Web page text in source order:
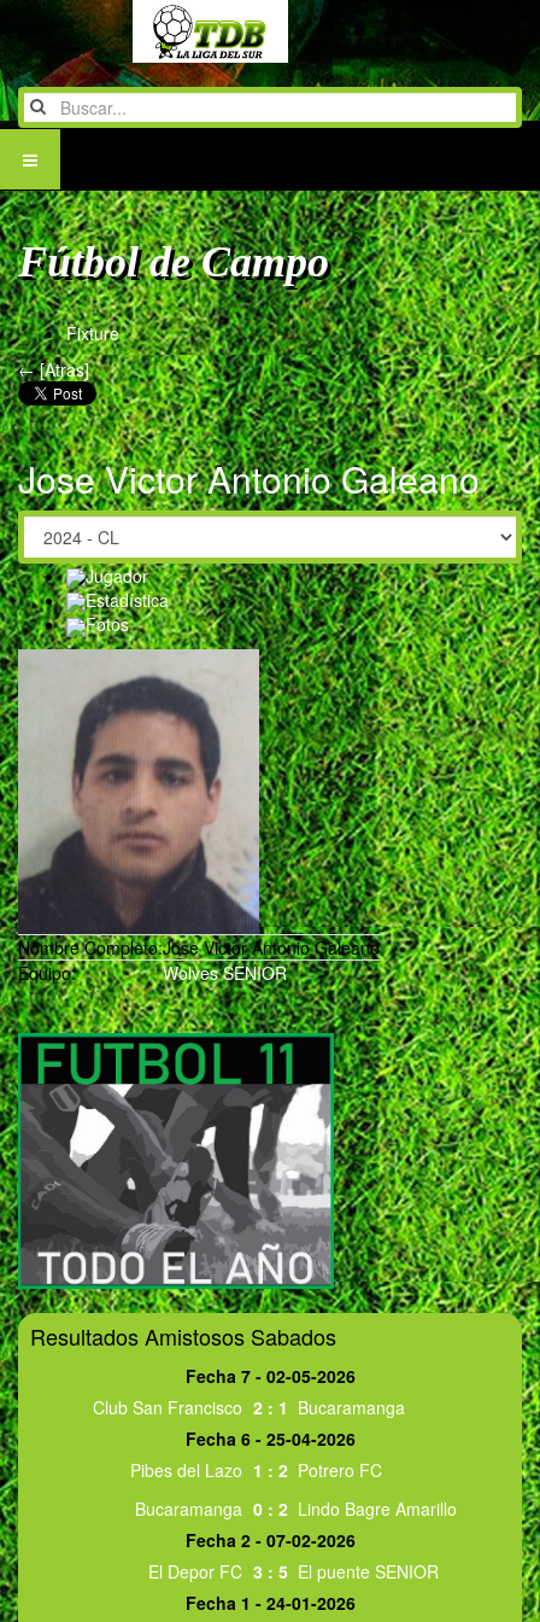
Fútbol de Campo
Fixture
← [Atras]
Jose Victor Antonio Galeano
Jugador
Estadística
Fotos
Nombre Completo:Jose Victor Antonio Galeano
Equipo:
Wolves SENIOR
Resultados Amistosos Sabados
Fecha 7 - 02-05-2026
Club San Francisco 2: 1 Bucaramanga
Fecha 6 - 25-04-2026
Pibes del Lazo 1 : 2 Potrero FC
Bucaramanga 0: 2 Lindo Bagre Amarillo
Fecha 2 - 07-02-2026
El Depor FC 3: 5 El puente SENIOR
Fecha 1 - 24-01-2026